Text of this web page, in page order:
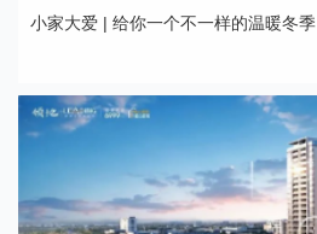
小家大爱 | 给你一个不一样的温暖冬季